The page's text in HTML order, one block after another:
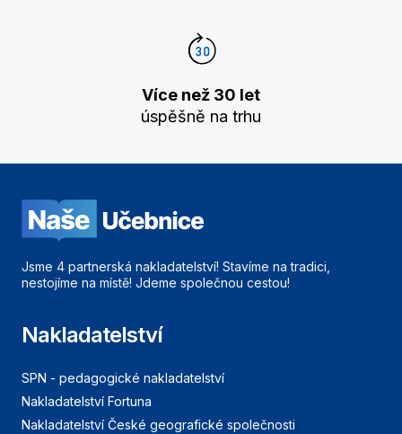
Více než 30 let
úspěšně na trhu
Jsme 4 partnerská nakladatelství! Stavíme na tradici,
nestojíme na místě! Jdeme společnou cestou!
Nakladatelství
SPN - pedagogické nakladatelství
Nakladatelství Fortuna
Nakladatelství České geografické společnosti